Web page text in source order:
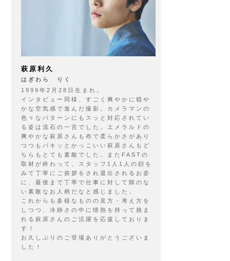
萩原利久
はぎわら りく
1999年2月28日生まれ。
インタビュー同様、すごく爽やかに穏や
かな空気感で進んだ撮影。カメラマンの
色々なパターンにもスッと対応されてい
る姿は流石の一言でした。エメラルドの
爽やかな萩原さんも布で柔らかさがあり
つつもパキッとかっこいい萩原さんもど
ちらもとても素敵でした。またFASTの
取材が終わって、スタッフ1人1人の顔を
みて丁寧にご挨拶をされ退出されるお姿
に、最後まで丁寧で仕事に対して隙のな
い素敵なお人柄だなと感じました。
これからも多様なものの見方・考え方を
しつつ、冷静さの中に情熱を持って挑ま
れる萩原さんのご活躍を応援しておりま
す！
お久しぶりのご登場ありがとうございま
した！